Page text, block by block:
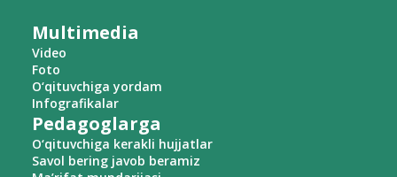
Multimedia
Video
Foto
O‘qituvchiga yordam
Infografikalar
Pedagoglarga
O‘qituvchiga kerakli hujjatlar
Savol bering javob beramiz